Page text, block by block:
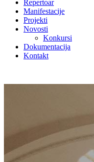
Repertoar
Manifestacije
Projekti
Novosti
Konkursi
Dokumentacija
Kontakt